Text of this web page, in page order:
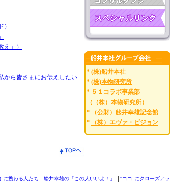
」）
から皆さまにお伝えしたい
* (株)船井本社
* (株)本物研究所
* ５１コラボ事業部
（（株）本物研究所）
*
（公財）舩井幸雄記念館
*
（株）エヴァ・ビジョン
に携わる人たち 舩井幸雄の「この人いいよ！」
“ココ”にクローズアッ